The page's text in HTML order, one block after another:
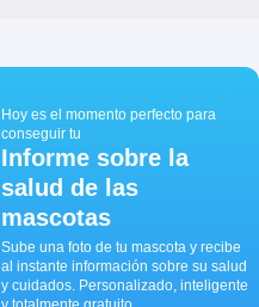
Hoy es el momento perfecto para
conseguir tu
Informe sobre la
salud de las
mascotas
Sube una foto de tu mascota y recibe
al instante información sobre su salud
y cuidados. Personalizado, inteligente